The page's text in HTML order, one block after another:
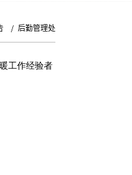
后勤管理处
工作经验者